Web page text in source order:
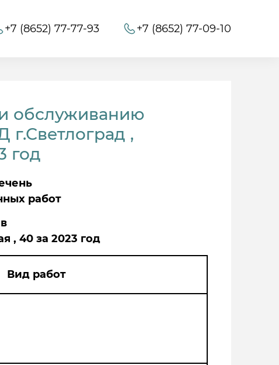
+7 (8652) 77-77-93 +7 (8652) 77-09-10
обслуживанию
,
год
работ
в
, 40 за 2023 год
Вид работ